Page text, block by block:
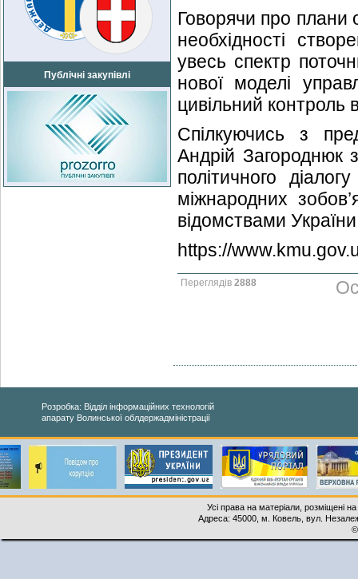
Публічні закупівлі
Говорячи про плани
необхідності
увесь спектр
нової моделі
цивільний контроль
Спілкуючись з
Андрій Загороднюк
політичного
міжнародних
відомствами
https://
Переглядів 2888
Розробка: Відділ інформаційних технологій
апарату Волинської облдержадміністрації
Усі права на матеріали, розміщені
Адреса: 45000, м. Ковель, вул.